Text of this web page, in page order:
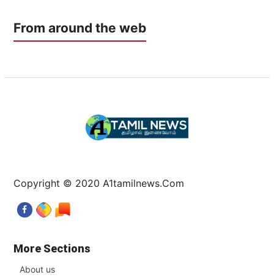
From around the web
Copyright © 2020 A1tamilnews.Com
More Sections
About us